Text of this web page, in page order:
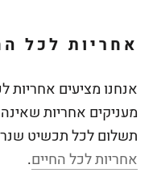
אחריות לכל
אנחנו מציעים אחריות
מעניקים אחריות
תשלום לכל תכשיט
אחריות לכל החיים.